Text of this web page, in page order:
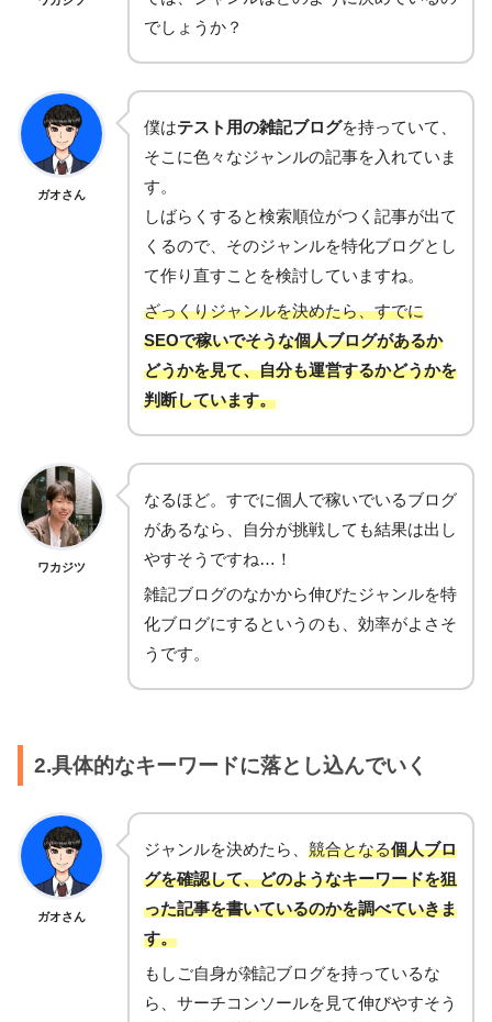
でしょうか？
ガオさん
僕はテスト用の雑記ブログを持っていて、
そこに色々なジャンルの記事を入れていま
す。
しばらくすると検索順位がつく記事が出て
くるので、そのジャンルを特化ブログとし
て作り直すことを検討していますね。
ざっくりジャンルを決めたら、すでに
SEOで稼いでそうな個人ブログがあるか
どうかを見て、自分も運営するかどうかを
判断しています。
ワカジツ
なるほど。すでに個人で稼いでいるブログ
があるなら、自分が挑戦しても結果は出し
やすそうですね…！
雑記ブログのなかから伸びたジャンルを特
化ブログにするというのも、効率がよさそ
うです。
2.具体的なキーワードに落とし込んでいく
ガオさん
ジャンルを決めたら、 競合となる個人ブロ
グを確認して、どのようなキーワードを狙
った記事を書いているのかを調べていきま
す。
もしご自身が雑記ブログを持っているな
ら、サーチコンソールを見て伸びやすそう